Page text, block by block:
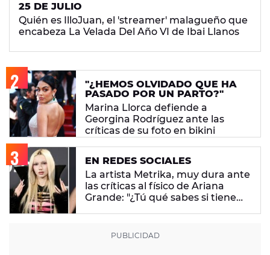
25 DE JULIO
Quién es IlloJuan, el 'streamer' malagueño que
encabeza La Velada Del Año VI de Ibai Llanos
"¿HEMOS OLVIDADO QUE HA
PASADO POR UN PARTO?"
Marina Llorca defiende a
Georgina Rodríguez ante las
críticas de su foto en bikini
EN REDES SOCIALES
La artista Metrika, muy dura ante
las críticas al físico de Ariana
Grande: "¿Tú qué sabes si tiene